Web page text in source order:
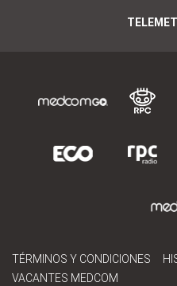
TÉRMINOS Y CONDICIONES
VACANTES MEDCOM